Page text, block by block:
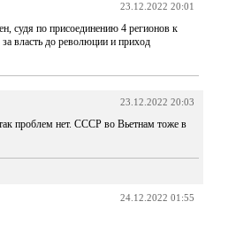
23.12.2022 20:01
судя по присоединению 4 регионов к
власть до революции и приход
23.12.2022 20:03
проблем нет. СССР во Вьетнам тоже в
24.12.2022 01:55